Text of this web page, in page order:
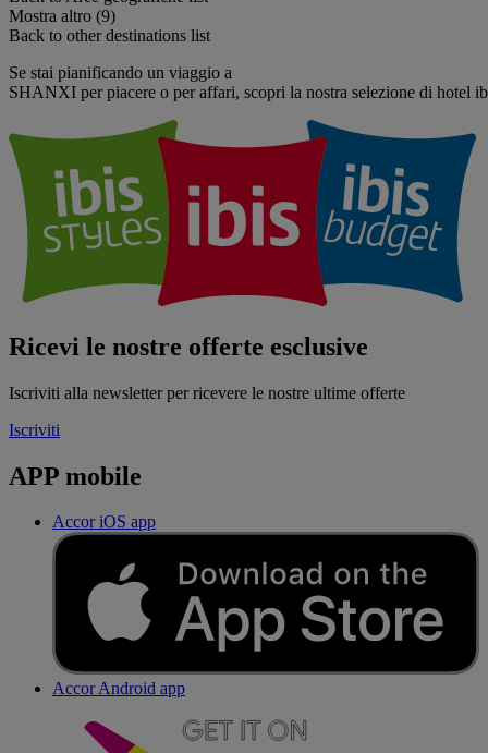
Mostra altro (9)
Back to other destinations list
Se stai pianificando un viaggio a
SHANXI per piacere o per affari, scopri la nostra selezione di hotel
Ricevi le nostre offerte esclusive
Iscriviti alla newsletter per ricevere le nostre ultime offerte
Iscriviti
APP mobile
Accor iOS app
Accor Android app